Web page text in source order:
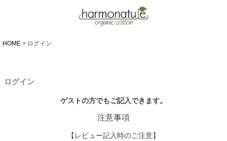
HOME ログイン
ログイン
ゲストの方でもご記入できます。
注意事項
【レビュー記入時のご注意】